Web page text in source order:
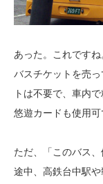
あった。これですね
バスチケットを売
トは不要で、車内で
悠遊カードも使用可
ただ、「このバス
途中、高鉄台中駅や